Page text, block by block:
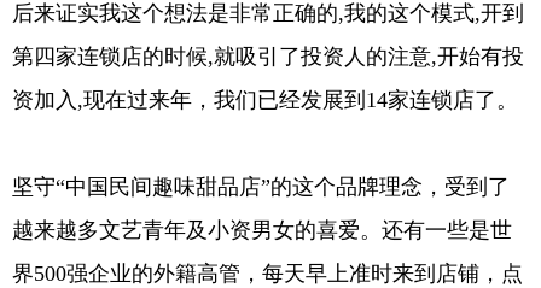
后来证实我这个想法是非常正确的,我的这个模式,开到
第四家连锁店的时候,就吸引了投资人的注意,开始有投
资加入,现在过来年，我们已经发展到14家连锁店了。
坚守“中国民间趣味甜品店”的这个品牌理念，受到了
越来越多文艺青年及小资男女的喜爱。还有一些是世
界500强企业的外籍高管，每天早上准时来到店铺，点